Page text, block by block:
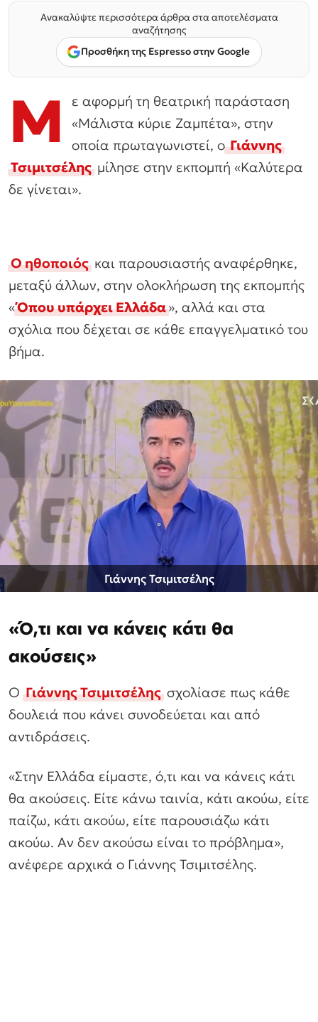
Ανακαλύψτε περισσότερα άρθρα στα αποτελέσματα
αναζήτησης
Προσθήκη της Espresso στην Google
Μ
ε αφορμή τη θεατρική παράσταση
«Μάλιστα κύριε Ζαμπέτα», στην
οποία πρωταγωνιστεί, ο Γιάννης
Τσιμιτσέληςμίλησε στην εκπομπή «Καλύτερα
δε γίνεται».
Ο ηθοποιόςκαι παρουσιαστής αναφέρθηκε,
μεταξύ άλλων, στην ολοκλήρωση της εκπομπής
«Όπου υπάρχει Ελλάδα», αλλά και στα
σχόλια που δέχεται σε κάθε επαγγελματικό του
βήμα.
Γιάννης Τσιμιτσέλης
«Ό,τι και να κάνεις κάτι θα
ακούσεις»
ΟΓιάννης Τσιμιτσέληςσχολίασε πως κάθε
δουλειά που κάνει συνοδεύεται και από
αντιδράσεις.
«Στην Ελλάδα είμαστε, ό,τι και να κάνεις κάτι
θα ακούσεις. Είτε κάνω ταινία, κάτι ακούω, είτε
παίζω, κάτι ακούω, είτε παρουσιάζω κάτι
ακούω. Αν δεν ακούσω είναι το πρόβλημα»,
ανέφερε αρχικά ο Γιάννης Τσιμιτσέλης.